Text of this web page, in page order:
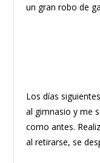
un gran robo de
Los días
al gimnasio y me
como antes.
al retirarse, se